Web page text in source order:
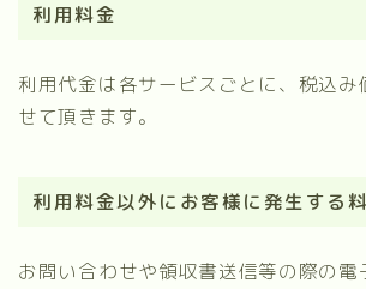
利用料金
利用代金は各サービスごとに、税込み
せて頂きます。
利用料金以外にお客様に発生する
お問い合わせや領収書送信等の際の電